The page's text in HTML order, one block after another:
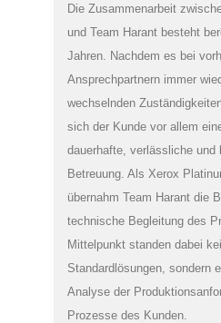
Die Zusammenarbeit
und Team Harant besteht
Jahren. Nachdem es bei
Ansprechpartnern immer
wechselnden
sich der Kunde vor allem
dauerhafte, verlässliche und
Betreuung. Als Xerox
übernahm Team Harant die
technische Begleitung des
Mittelpunkt standen dabei
Standardlösungen, sondern
Analyse der
Prozesse des Kunden.